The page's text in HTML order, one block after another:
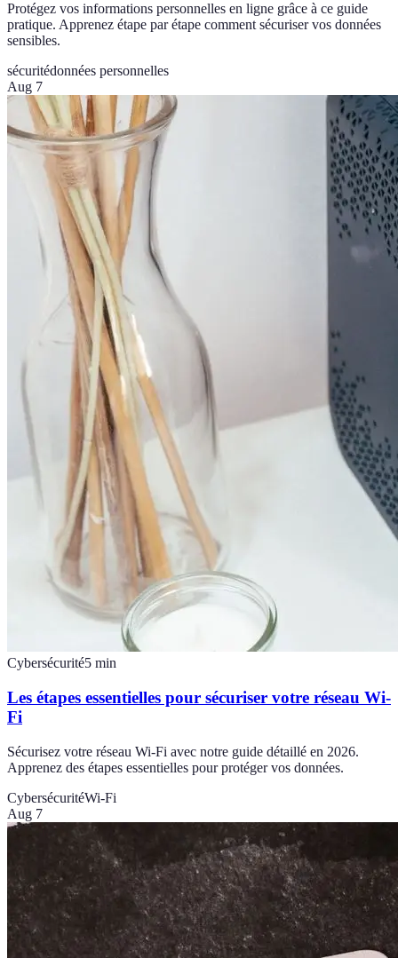
Protégez vos informations personnelles en ligne grâce à ce guide
pratique. Apprenez étape par étape comment sécuriser vos données
sensibles.
sécuritédonnées personnelles
Aug 7
Cybersécurité5 min
Les étapes essentielles pour sécuriser votre réseau Wi-
Fi
Sécurisez votre réseau Wi-Fi avec notre guide détaillé en 2026.
Apprenez des étapes essentielles pour protéger vos données.
CybersécuritéWi-Fi
Aug 7